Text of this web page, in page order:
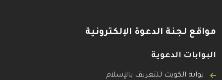
مواقع لجنة الدعوة الإلكترونية
البوابات الدعوية
بوابة الكويت للتعريف بالإسلام